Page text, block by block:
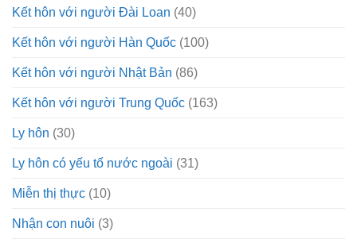
Kết hôn với người Đài Loan (40)
Kết hôn với người Hàn Quốc (100)
Kết hôn với người Nhật Bản (86)
Kết hôn với người Trung Quốc (163)
Ly hôn (30)
Ly hôn có yếu tố nước ngoài (31)
Miễn thị thực (10)
Nhận con nuôi (3)